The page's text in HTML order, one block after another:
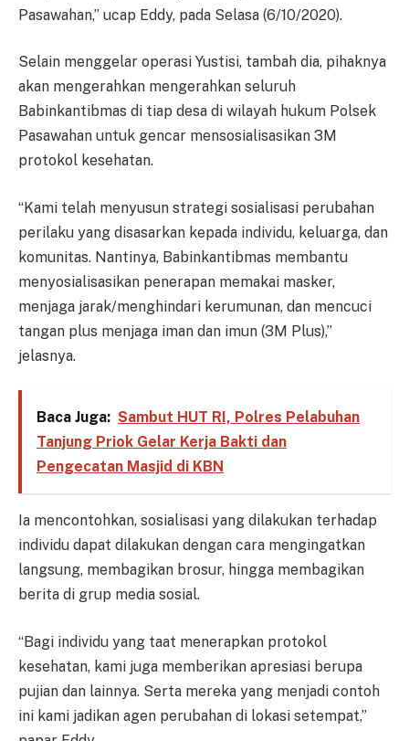
Pasawahan,” ucap Eddy, pada Selasa (6/10/2020).
Selain menggelar operasi Yustisi, tambah dia, pihaknya
akan mengerahkan mengerahkan seluruh
Babinkantibmas di tiap desa di wilayah hukum Polsek
Pasawahan untuk gencar mensosialisasikan 3M
protokol kesehatan.
“Kami telah menyusun strategi sosialisasi perubahan
perilaku yang disasarkan kepada individu, keluarga, dan
komunitas. Nantinya, Babinkantibmas membantu
menyosialisasikan penerapan memakai masker,
menjaga jarak/menghindari kerumunan, dan mencuci
tangan plus menjaga iman dan imun (3M Plus),”
jelasnya.
Baca Juga: Sambut HUT RI, Polres Pelabuhan
Tanjung Priok Gelar Kerja Bakti dan
Pengecatan Masjid di KBN
Ia mencontohkan, sosialisasi yang dilakukan terhadap
individu dapat dilakukan dengan cara mengingatkan
langsung, membagikan brosur, hingga membagikan
berita di grup media sosial.
“Bagi individu yang taat menerapkan protokol
kesehatan, kami juga memberikan apresiasi berupa
pujian dan lainnya. Serta mereka yang menjadi contoh
ini kami jadikan agen perubahan di lokasi setempat,”